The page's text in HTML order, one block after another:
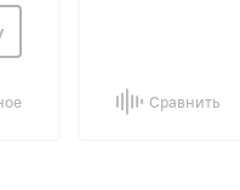
Сравнить